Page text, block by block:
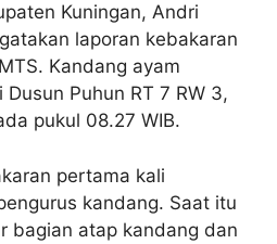
Kuningan, Andri
laporan kebakaran
Kandang ayam
Puhun RT 7 RW 3,
pukul 08.27 WIB.
pertama kali
kandang. Saat itu
bagian atap kandang dan